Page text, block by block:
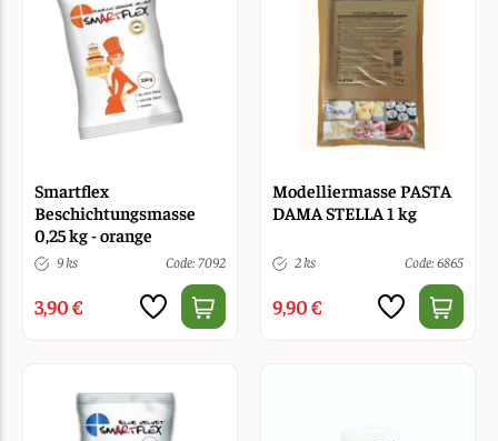
Smartflex
Beschichtungsmasse
0,25 kg - orange
9 ks Code: 7092
3,90 €
Modelliermasse PASTA
DAMA STELLA 1 kg
2 ks Code: 6865
9,90 €